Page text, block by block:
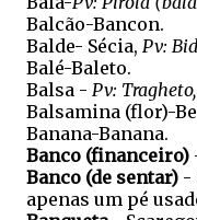
Balcão-Bancon.
Balde- Sécia, Pv:
Balé-Baleto.
Balsa - Pv:
Balsamina (flor)-
Banana-Banana.
Banco (financeiro)
Banco (de sentar) -
apenas um pé